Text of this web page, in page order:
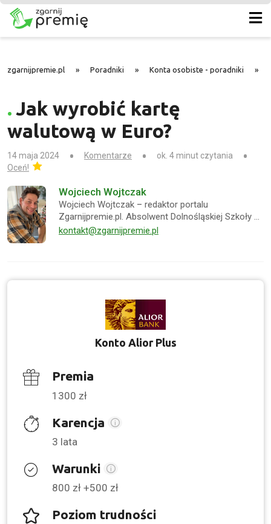
zgarnijpremie.pl » Poradniki » Konta osobiste - poradniki »
Jak wyrobić kartę
walutową w Euro?
14 maja 2024 Komentarze
ok. 4 minut czytania
Oceń!
Wojciech Wojtczak
Wojciech Wojtczak – redaktor portalu
Zgarnijpremie.pl. Absolwent Dolnośląskiej Szkoły …
kontakt@zgarnijpremie.pl
Konto Alior Plus
Premia
1300 zł
Karencja
3 lata
Warunki
800 zł +500 zł
Poziom trudności